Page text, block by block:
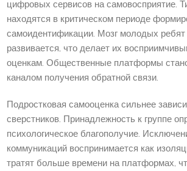
цифровых сервисов на самовосприятие.
находятся в критическом периоде
самоидентификации. Мозг молодых ребят
развивается, что делает их
оценкам. Общественные платформы
каналом получения обратной связи.
Подростковая самооценка сильнее
сверстников. Принадлежность к группе
психологическое благополучие.
коммуникаций воспринимается как
тратят больше времени на платформах,